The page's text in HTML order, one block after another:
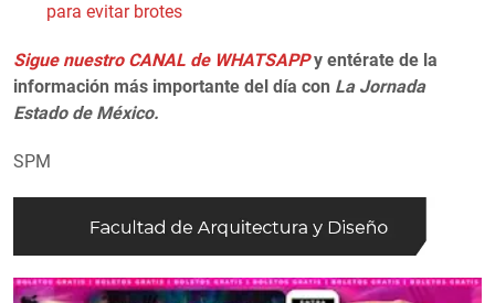
para evitar brotes
Sigue nuestro CANAL de WHATSAPPy entérate de la
información más importante del día con La Jornada
Estado de México.
SPM